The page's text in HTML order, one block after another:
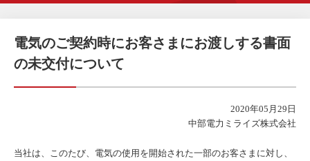
電気のご契約時にお客さまにお渡しする書面
の未交付について
2020年05月29日
中部電力ミライズ株式会社
当社は、このたび、電気の使用を開始された一部のお客さまに対し、